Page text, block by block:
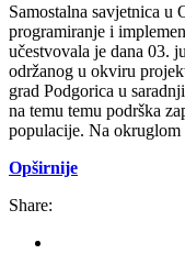
Samostalna savjetnica u
programiranje i
učestvovala je dana 03.
održanog u okviru
grad Podgorica u
na temu temu podrška
populacije. Na okruglom
Opširnije
Share: